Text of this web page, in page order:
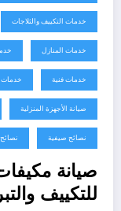
خدمات التكييف والثلاجات
خدمات المنازل
خدمات فنية خدمات
صيانة الأجهزة المنزلية
نصائح صيفية
صيانة
للتكييف